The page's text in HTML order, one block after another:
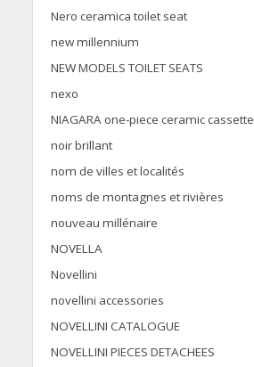
Nero ceramica toilet seat
new millennium
NEW MODELS TOILET SEATS
nexo
NIAGARA one-piece ceramic cassette
noir brillant
nom de villes et localités
noms de montagnes et rivières
nouveau millénaire
NOVELLA
Novellini
novellini accessories
NOVELLINI CATALOGUE
NOVELLINI PIECES DETACHEES